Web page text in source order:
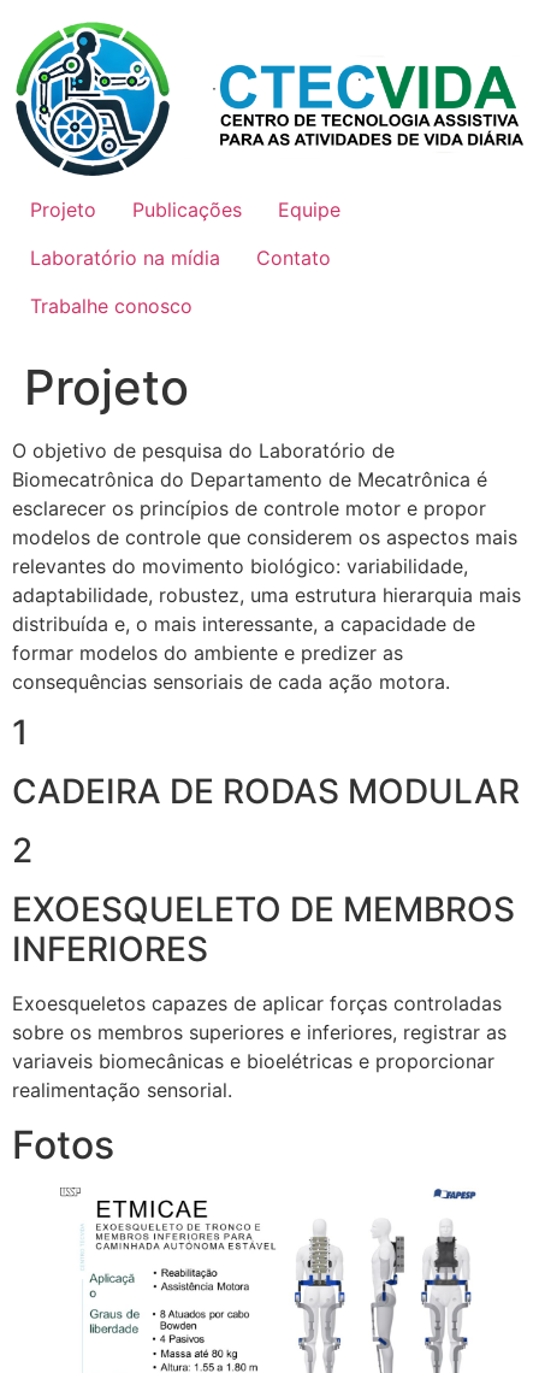
para
conteúdo
Projeto Publicações
Equipe
Laboratório na mídia
Contato
Trabalhe conosco
Projeto
O objetivo de pesquisa do Laboratório de
Biomecatrônica do Departamento de Mecatrônica é
esclarecer os princípios de controle motor e propor
modelos de controle que considerem os aspectos mais
relevantes do movimento biológico: variabilidade,
adaptabilidade, robustez, uma estrutura hierarquia mais
distribuída e, o mais interessante, a capacidade de
formar modelos do ambiente e predizer as
consequências sensoriais de cada ação motora.
1
CADEIRA DE RODAS MODULAR
2
EXOESQUELETO DE MEMBROS
INFERIORES
Exoesqueletos capazes de aplicar forças controladas
sobre os membros superiores e inferiores, registrar as
variaveis biomecânicas e bioelétricas e proporcionar
realimentação sensorial.
Fotos